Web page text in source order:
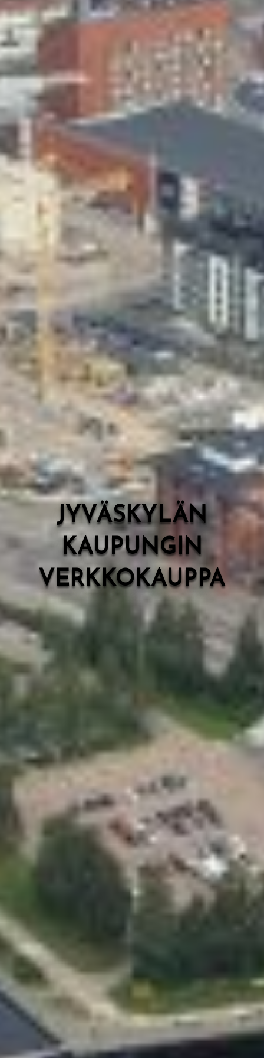
Skeittihalli
Varhaiskasvatus
Ateria- ja välipalamaksut
Mämminiemi
Taideapteekki
Kirjasto
Valon Kaupunki
Lasten Lysti & LystiKylä-festivaali
Ohje
English
JYVÄSKYLÄN
KAUPUNGIN
VERKKOKAUPPA